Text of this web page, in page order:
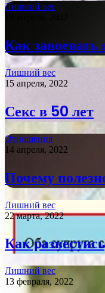
Лишний вес
Как
Лишний вес
15 апреля, 2022
Секс в 50 лет
Отношения
14 апреля, 2022
Почему
Лишний вес
22 марта, 2022
Как
Лишний вес
13 февраля, 2022